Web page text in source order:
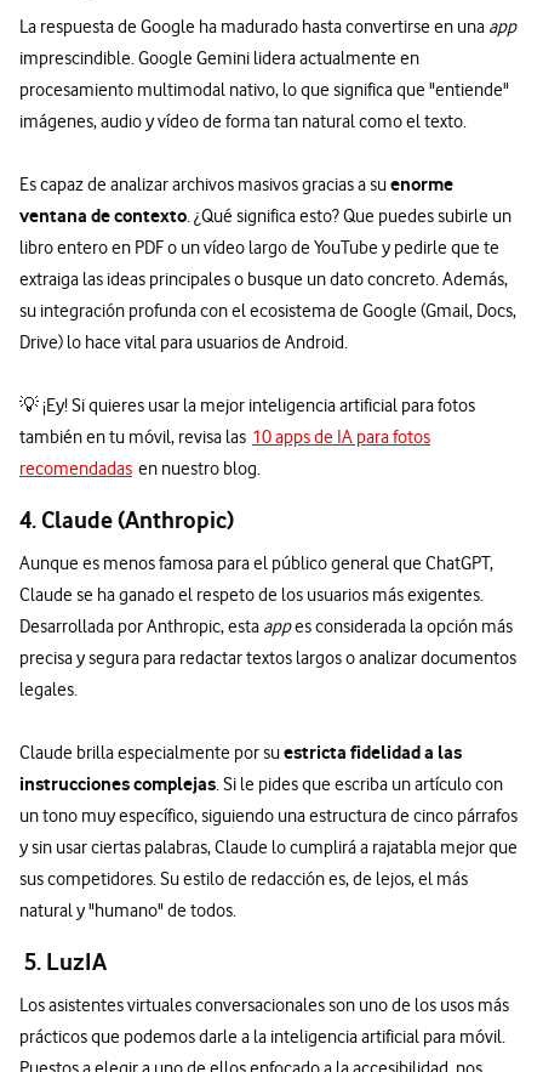
La respuesta de Google ha madurado hasta convertirse en una app
imprescindible. Google Gemini lidera actualmente en
procesamiento multimodal nativo, lo que significa que "entiende"
imágenes, audio y vídeo de forma tan natural como el texto.
Es capaz de analizar archivos masivos gracias a suenorme
ventana de contexto. ¿Qué significa esto? Que puedes subirle un
libro entero en PDF o un vídeo largo de YouTube y pedirle que te
extraiga las ideas principales o busque un dato concreto. Además,
su integración profunda con el ecosistema de Google (Gmail, Docs,
Drive) lo hace vital para usuarios de Android.
💡 ¡Ey! Si quieres usar la mejor inteligencia artificial para fotos
también en tu móvil, revisa las 10 apps de IA para fotos
recomendadas en nuestro blog.
4. Claude (Anthropic)
Aunque es menos famosa para el público general que ChatGPT,
Claude se ha ganado el respeto de los usuarios más exigentes.
Desarrollada por Anthropic, esta appes considerada la opción más
precisa y segura para redactar textos largos o analizar documentos
legales.
Claude brilla especialmente por suestricta fidelidad a las
instrucciones complejas. Si le pides que escriba un artículo con
un tono muy específico, siguiendo una estructura de cinco párrafos
y sin usar ciertas palabras, Claude lo cumplirá a rajatabla mejor que
sus competidores. Su estilo de redacción es, de lejos, el más
natural y "humano" de todos.
5. LuzIA
Los asistentes virtuales conversacionales son uno de los usos más
prácticos que podemos darle a la inteligencia artificial para móvil.